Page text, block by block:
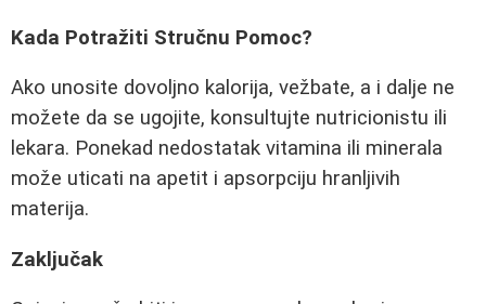
Kada Potražiti Stručnu Pomoc?
Ako unosite dovoljno kalorija, vežbate, a i dalje ne
možete da se ugojite, konsultujte nutricionistu ili
lekara. Ponekad nedostatak vitamina ili minerala
može uticati na apetit i apsorpciju hranljivih
materija.
Zaključak